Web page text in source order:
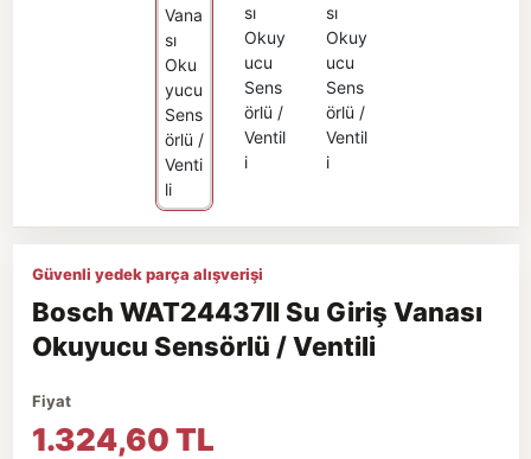
Güvenli yedek parça alışverişi
Bosch WAT24437II Su Giriş Vanası
Okuyucu Sensörlü / Ventili
Fiyat
1.324,60 TL